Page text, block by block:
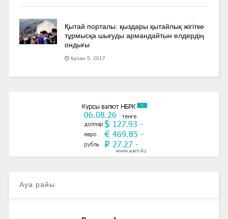
Қытай порталы: қыздары қытайлық жігітке
тұрмысқа шығуды армандайтын елдердің
ондығы
Қазан 5, 2017
Ауа райы